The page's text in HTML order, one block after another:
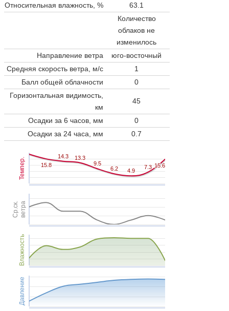
Относительная влажность, %
63.1
Количество
облаков не
изменилось
Направление ветра
юго-восточный
Средняя скорость ветра, м/с
1
Балл общей облачности
0
Горизонтальная видимость,
км
45
Осадки за 6 часов, мм
0
Осадки за 24 часа, мм
0.7
Темпер.
Ср.ск.ветра
Влажность
Давление
15.8
15.8
14.3
14.3 13.3
13.3
9.5
9.5
6.2
6.2 4.9
4.9
7.3
7.3 15.6
15.6